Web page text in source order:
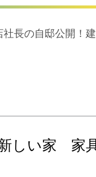
長の自邸公開！
新しい家 家